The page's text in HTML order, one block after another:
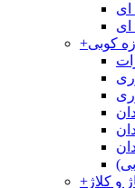
+کوبی
+و کلاژ